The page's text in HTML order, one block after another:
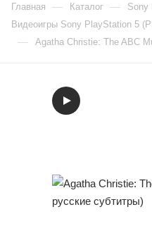
Главная — Каталог — Sony
Видеоигры Sony PlayStation 5
— Agatha Christie: The ABC